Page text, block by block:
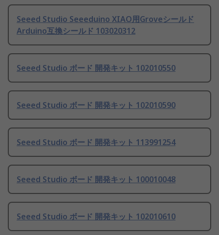
Seeed Studio Seeeduino XIAO用Groveシールド
Arduino互換シールド 103020312
Seeed Studio ボード 開発キット 102010550
Seeed Studio ボード 開発キット 102010590
Seeed Studio ボード 開発キット 113991254
Seeed Studio ボード 開発キット 100010048
Seeed Studio ボード 開発キット 102010610